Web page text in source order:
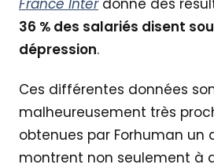
36 % des salariés disent
dépression.
Ces différentes données
malheureusement très
obtenues par Forhuman un
montrent non seulement à